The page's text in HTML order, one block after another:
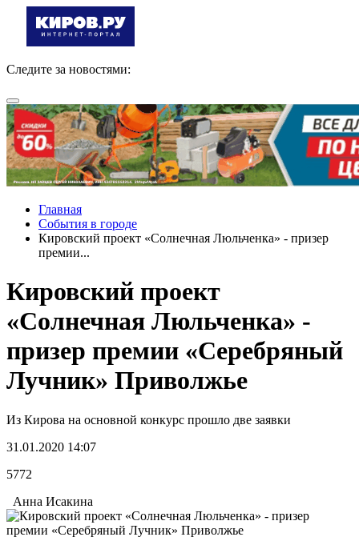
Следите за новостями:
Главная
События в городе
Кировский проект «Солнечная Люльченка» - призер
премии...
Кировский проект
«Солнечная Люльченка» -
призер премии «Серебряный
Лучник» Приволжье
Из Кирова на основной конкурс прошло две заявки
31.01.2020 14:07
5772
Анна Исакина